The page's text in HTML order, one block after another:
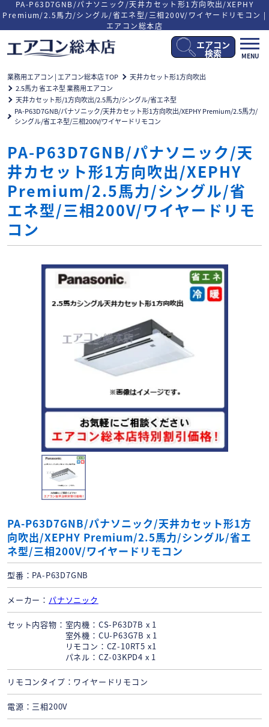
PA-P63D7GNB/パナソニック/天井カセット形1方向吹出/XEPHY
Premium/2.5馬力/シングル/省エネ型/三相200V/ワイヤードリモコン |
エアコン総本店
メ
ニ
閉
MENU
エアコン
検索
業務用エアコン | エアコン総本店 TOP
天井カセット形1方向吹出
2.5馬力 省エネ型 業務用エアコン
天井カセット形/1方向吹出/2.5馬力/シングル/省エネ型
PA-P63D7GNB/パナソニック/天井カセット形1方向吹出/XEPHY Premium/2.5馬力/
シングル/省エネ型/三相200V/ワイヤードリモコン
PA-P63D7GNB/パナソニック/天
井カセット形1方向吹出/XEPHY
Premium/2.5馬力/シングル/省
エネ型/三相200V/ワイヤードリモ
コン
PA-P63D7GNB/パナソニック/天井カセット形1方
向吹出/XEPHY Premium/2.5馬力/シングル/省エ
ネ型/三相200V/ワイヤードリモコン
型番 PA-P63D7GNB
メーカー パナソニック
セット内容物
室内機：CS-P63D7B x 1
室外機：CU-P63G7B x 1
リモコン：CZ-10RT5 x1
パネル：CZ-03KPD4 x 1
リモコンタイプ ワイヤードリモコン
電源 三相200V